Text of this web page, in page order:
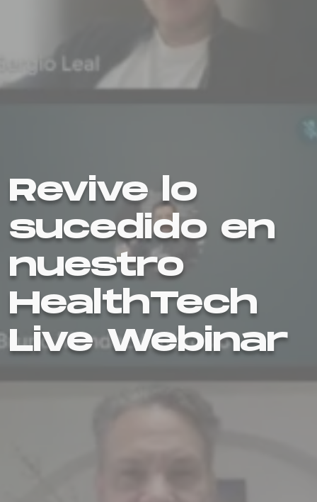
Revive lo
sucedido en
nuestro
HealthTech
Live Webinar